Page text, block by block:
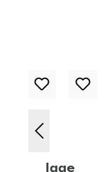
Igge